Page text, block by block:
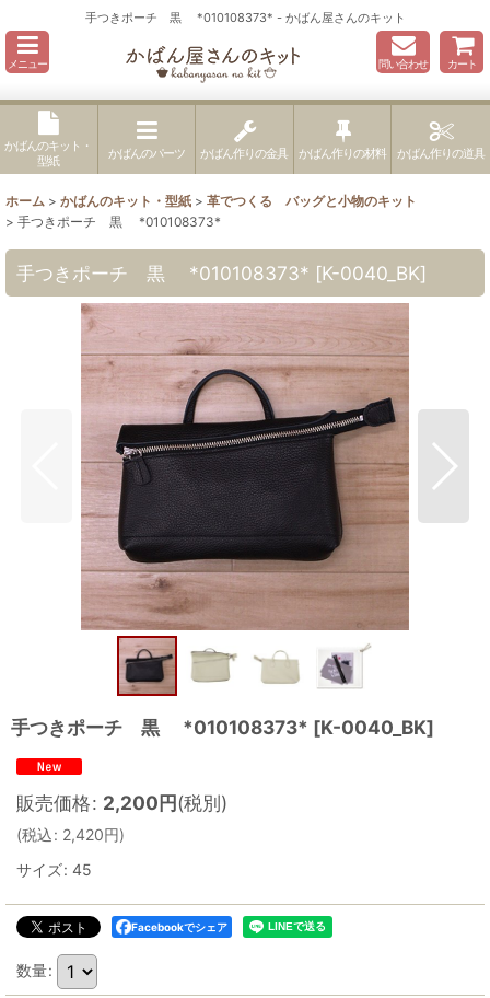
手つきポーチ 黒 *010108373* - かばん屋さんのキット
メニュー 問い合わせ カート
かばんのキット・
型紙
かばんのパーツ かばん作りの金具 かばん作りの材料 かばん作りの道具
ホーム > かばんのキット・型紙 > 革でつくる バッグと小物のキット
> 手つきポーチ 黒 *010108373*
手つきポーチ 黒 *010108373* [K-0040_BK]
手つきポーチ 黒 *010108373* [K-0040_BK]
販売価格: 2,200円(税別)
(税込: 2,420円)
サイズ: 45
Facebookでシェア
数量: